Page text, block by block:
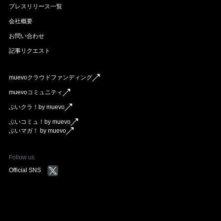
プレスリリース一覧
会社概要
お問い合わせ
記事リクエスト
muevoクラウドファンディング
muevoコミュニティ
ぶいクラ！by muevo
ぶいコミュ！by muevo
ぶいマガ！ by muevo
Follow us
Official SNS